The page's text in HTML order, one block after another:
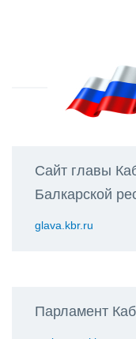
Сайт главы
Балкарской
glava.kbr.ru
Парламент